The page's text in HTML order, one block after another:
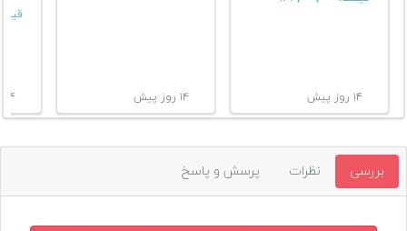
۱۴ روز پیش ۱۴ روز پیش ۱۴ روز پیش
بررسی نظرات پرسش و پاسخ